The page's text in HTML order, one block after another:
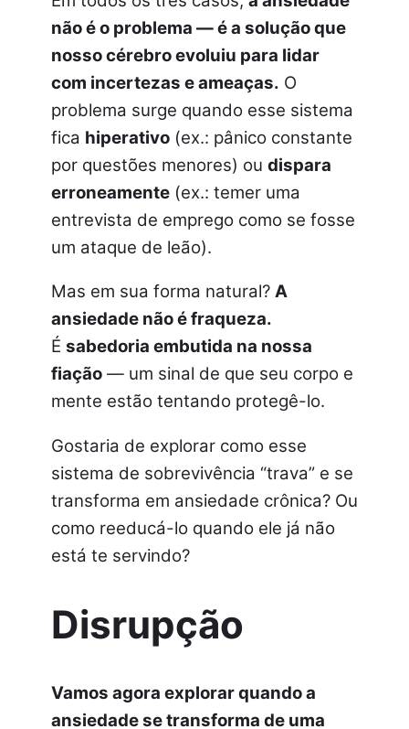
não é o problema — é a solução que
nosso cérebro evoluiu para lidar
com incertezas e ameaças. O
problema surge quando esse sistema
fica hiperativo (ex.: pânico constante
por questões menores) ou dispara
erroneamente (ex.: temer uma
entrevista de emprego como se fosse
um ataque de leão).
Mas em sua forma natural? A
ansiedade não é fraqueza.
É sabedoria embutida na nossa
fiação — um sinal de que seu corpo e
mente estão tentando protegê-lo.
Gostaria de explorar como esse
sistema de sobrevivência “trava” e se
transforma em ansiedade crônica? Ou
como reeducá-lo quando ele já não
está te servindo?
Disrupção
Vamos agora explorar quando a
ansiedade se transforma de uma